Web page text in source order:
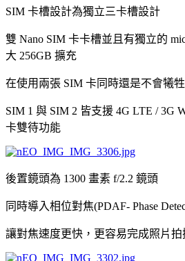
SIM 卡槽設計為獨立三卡槽設計
雙 Nano SIM 卡卡槽並且有獨立的
大 256GB 擴充
在使用兩張 SIM 卡同時還是不會犧
SIM 1 與 SIM 2 皆支援 4G LTE / 3G
卡雙待功能
後置鏡頭為 1300 畫素 f/2.2 鏡頭
同時導入相位對焦(PDAF- Phase
讓對焦速度更快，更容易完成照片拍